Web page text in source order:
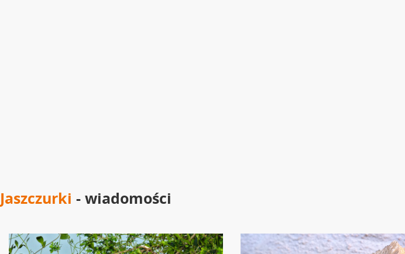
Jaszczurki - wiadomości